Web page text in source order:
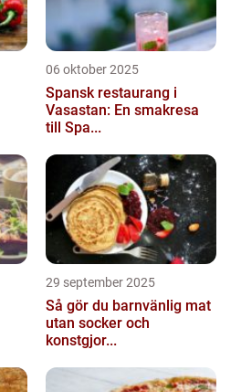
06 oktober 2025
Spansk restaurang i
Vasastan: En smakresa
till Spa...
29 september 2025
Så gör du barnvänlig mat
utan socker och
konstgjor...